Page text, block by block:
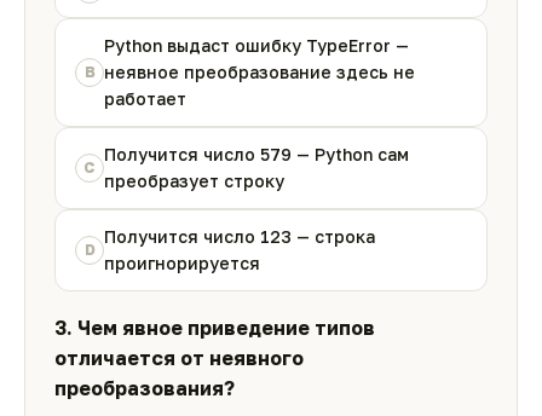
B
Python выдаст ошибку TypeError —
неявное преобразование здесь не
работает
C
Получится число 579 — Python сам
преобразует строку
D
Получится число 123 — строка
проигнорируется
3. Чем явное приведение типов
отличается от неявного
преобразования?